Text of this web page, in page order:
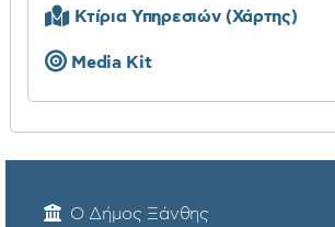
Κτίρια Υπηρεσιών (Χάρτης)
Media Kit
Ο Δήμος Ξάνθης